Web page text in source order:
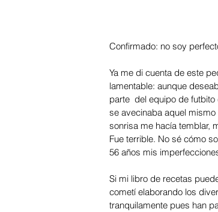
Confirmado: no soy
Ya me di cuenta de este
lamentable: aunque
parte  del equipo de
se avecinaba aquel
sonrisa me hacía temblar,
Fue terrible. No sé cómo
56 años mis
Si mi libro de recetas
cometí elaborando los
tranquilamente pues han